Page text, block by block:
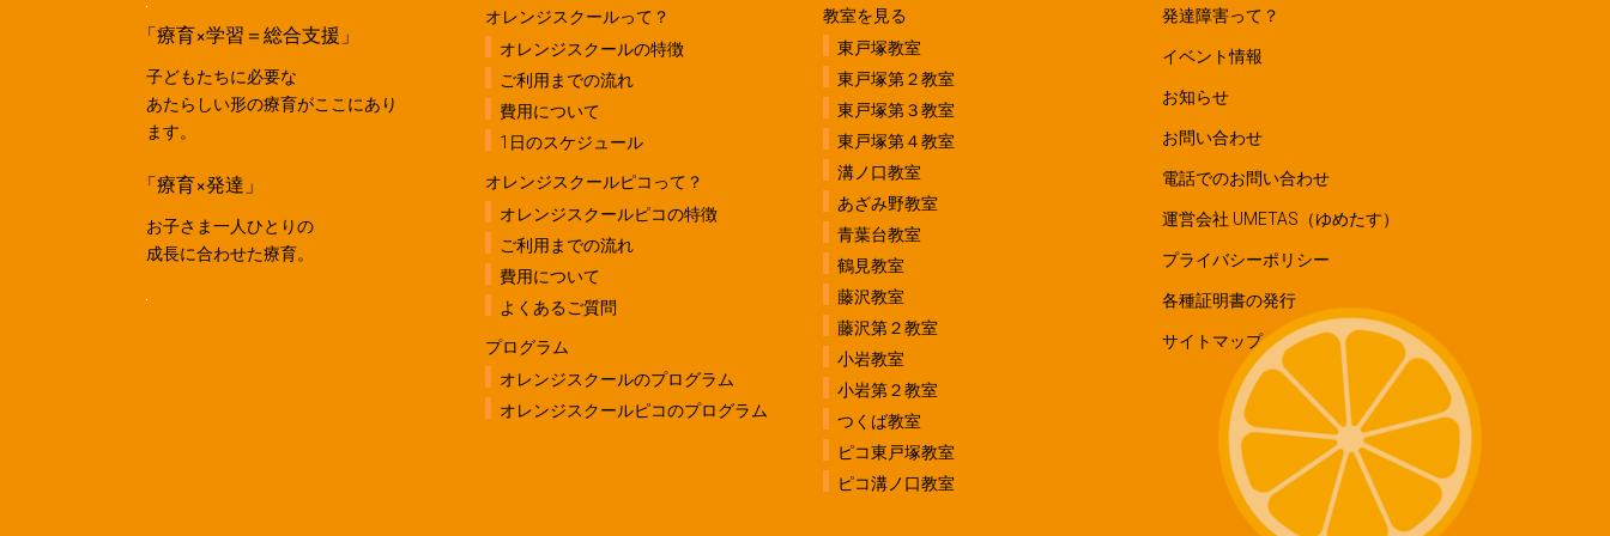
「療育×学習＝総合支援」
子どもたちに必要な
あたらしい形の療育がここにあり
ます。
「療育×発達」
お子さま一人ひとりの
成長に合わせた療育。
オレンジスクールって？
オレンジスクールの特徴
ご利用までの流れ
費用について
1日のスケジュール
オレンジスクールピコって？
オレンジスクールピコの特徴
ご利用までの流れ
費用について
よくあるご質問
プログラム
オレンジスクールのプログラム
オレンジスクールピコのプログラム
教室を見る
東戸塚教室
東戸塚第２教室
東戸塚第３教室
東戸塚第４教室
溝ノ口教室
あざみ野教室
青葉台教室
鶴見教室
藤沢教室
藤沢第２教室
小岩教室
小岩第２教室
つくば教室
ピコ東戸塚教室
ピコ溝ノ口教室
発達障害って？
イベント情報
お知らせ
お問い合わせ
電話でのお問い合わせ
運営会社 UMETAS（ゆめたす）
プライバシーポリシー
各種証明書の発行
サイトマップ